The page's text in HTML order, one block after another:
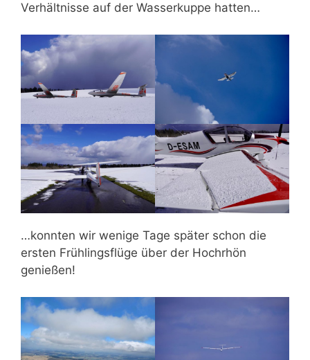
Verhältnisse auf der Wasserkuppe hatten…
…konnten wir wenige Tage später schon die
ersten Frühlingsflüge über der Hochrhön
genießen!